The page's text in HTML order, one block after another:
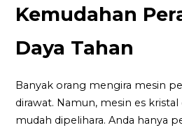
Kemudahan
Daya Tahan
Banyak orang mengira mesin
dirawat. Namun, mesin es
mudah dipelihara. Anda hanya